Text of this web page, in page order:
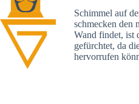
Schimmel auf
schmecken den
Wand findet, ist
gefürchtet, da
hervorrufen